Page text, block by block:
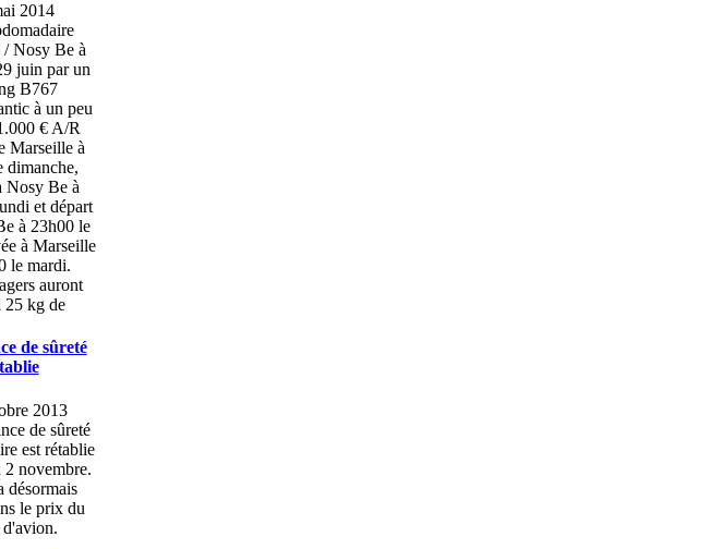
2014
Nosy Be à
juin par un
B767
à un peu
€ A/R
Marseille à
dimanche,
Nosy Be à
et départ
à 23h00 le
à Marseille
le mardi.
auront
25 kg de
de sûreté
2013
de sûreté
est rétablie
2 novembre.
désormais
le prix du